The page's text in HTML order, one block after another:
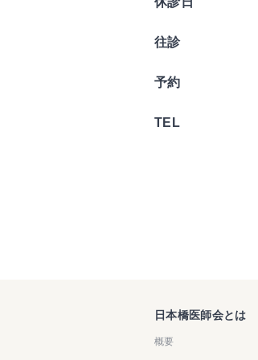
往診
予約
TEL
日本橋医師会とは
概要